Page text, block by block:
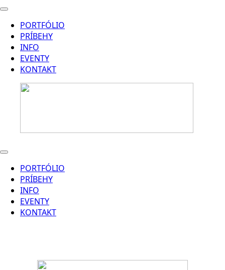
PORTFÓLIO
PRÍBEHY
INFO
EVENTY
KONTAKT
PORTFÓLIO
PRÍBEHY
INFO
EVENTY
KONTAKT